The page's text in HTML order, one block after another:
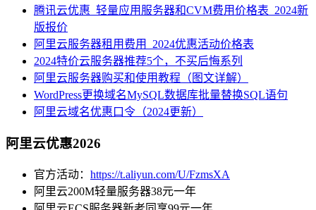
腾讯云优惠_轻量应用服务器和CVM费用价格表_2024新
版报价
阿里云服务器租用费用_2024优惠活动价格表
2024特价云服务器推荐5个，不买后悔系列
阿里云服务器购买和使用教程（图文详解）
WordPress更换域名MySQL数据库批量替换SQL语句
阿里云域名优惠口令（2024更新）
阿里云优惠2026
官方活动： https://t.aliyun.com/U/FzmsXA
阿里云200M轻量服务器38元一年